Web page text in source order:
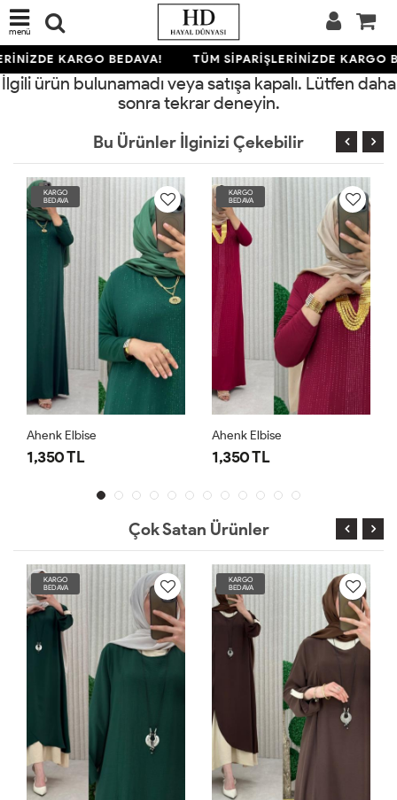
menü
KARGO BEDAVA! TÜM SİPARİŞLERİNİZDE KARGO
İlgili ürün bulunamadı veya satışa kapalı. Lütfen daha
sonra tekrar deneyin.
Bu Ürünler İlginizi Çekebilir
KARGO
BEDAVA
Ahenk Elbise
1,350 TL
KARGO
BEDAVA
Ahenk Elbise
1,350 TL
Çok Satan Ürünler
KARGO
BEDAVA
KARGO
BEDAVA